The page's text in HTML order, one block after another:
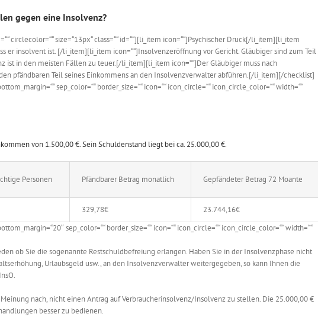
gegen eine Insolvenz?
circlecolor=““ size=“13px“ class=““ id=““][li_item icon=““]Psychischer Druck[/li_item][li_item
er insolvent ist. [/li_item][li_item icon=““]Insolvenzeröffnung vor Gericht. Gläubiger sind zum Teil
ist in den meisten Fällen zu teuer.[/li_item][li_item icon=““]Der Gläubiger muss nach
pfändbaren Teil seines Einkommens an den Insolvenzverwalter abführen.[/li_item][/checklist]
sep_color=““ border_size=““ icon=““ icon_circle=““ icon_circle_color=““ width=““
von 1.500,00 €. Sein Schuldenstand liegt bei ca. 25.000,00 €.
Personen Pfändbarer Betrag monatlich Gepfändeter Betrag 72 Moante
329,78€
23.744,16€
sep_color=““ border_size=““ icon=““ icon_circle=““ icon_circle_color=““ width=““
ob Sie die sogenannte Restschuldbefreiung erlangen. Haben Sie in der Insolvenzphase nicht
Urlaubsgeld usw., an den Insolvenzverwalter weitergegeben, so kann Ihnen die
nach, nicht einen Antrag auf Verbraucherinsolvenz/Insolvenz zu stellen. Die 25.000,00 €
besser zu bedienen.